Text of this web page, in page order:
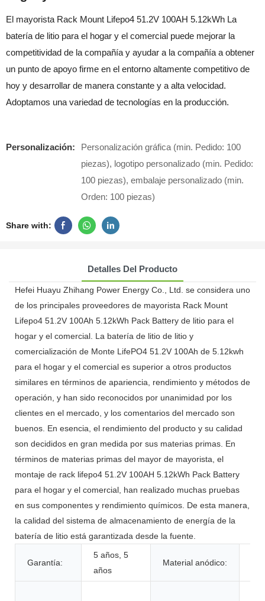
El mayorista Rack Mount Lifepo4 51.2V 100AH ​​5.12kWh La
batería de litio para el hogar y el comercial puede mejorar la
competitividad de la compañía y ayudar a la compañía a obtener
un punto de apoyo firme en el entorno altamente competitivo de
hoy y desarrollar de manera constante y a alta velocidad.
Adoptamos una variedad de tecnologías en la producción.
Personalización:
Personalización gráfica (min. Pedido: 100
piezas), logotipo personalizado (min. Pedido:
100 piezas), embalaje personalizado (min.
Orden: 100 piezas)
Share with:
Detalles Del Producto
Hefei Huayu Zhihang Power Energy Co., Ltd. se considera uno
de los principales proveedores de mayorista Rack Mount
Lifepo4 51.2V 100Ah 5.12kWh Pack Battery de litio para el
hogar y el comercial. La batería de litio de litio y
comercialización de Monte LifePO4 51.2V 100Ah de 5.12kwh
para el hogar y el comercial es superior a otros productos
similares en términos de apariencia, rendimiento y métodos de
operación, y han sido reconocidos por unanimidad por los
clientes en el mercado, y los comentarios del mercado son
buenos. En esencia, el rendimiento del producto y su calidad
son decididos en gran medida por sus materias primas. En
términos de materias primas del mayor de mayorista, el
montaje de rack lifepo4 51.2V 100AH ​​5.12kWh Pack Battery
para el hogar y el comercial, han realizado muchas pruebas
en sus componentes y rendimiento químicos. De esta manera,
la calidad del sistema de almacenamiento de energía de la
batería de litio está garantizada desde la fuente.
Garantía:
5 años, 5
años
Material anódico: